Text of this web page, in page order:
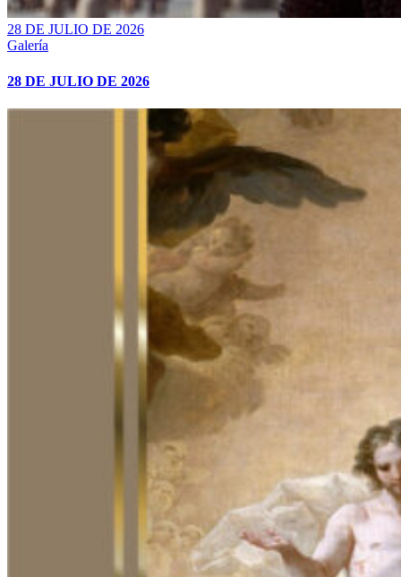
28 DE JULIO DE 2026
Galería
28 DE JULIO DE 2026